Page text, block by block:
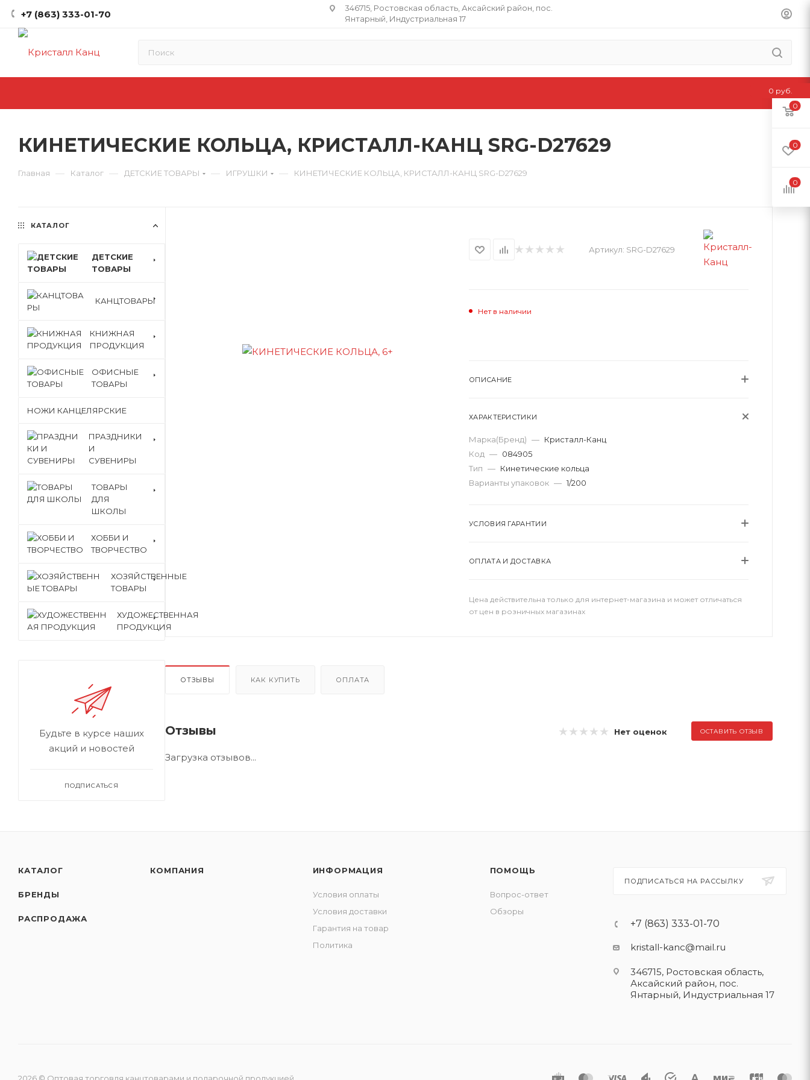
+7 (863) 333-01-70
346715, Ростовская область​, Аксайский район, пос.
Янтарный, Индустриальная 17
КИНЕТИЧЕСКИЕ КОЛЬЦА, КРИСТАЛЛ-КАНЦ SRG-D27629
Главная — Каталог — ДЕТСКИЕ ТОВАРЫ — ИГРУШКИ — КИНЕТИЧЕСКИЕ КОЛЬЦА, КРИСТАЛЛ-КАНЦ SRG-D27629
Артикул: SRG-D27629
Нет в наличии
ОПИСАНИЕ
ХАРАКТЕРИСТИКИ
Марка(Бренд) — Кристалл-Канц
Код — 084905
Тип — Кинетические кольца
Варианты упаковок — 1/200
УСЛОВИЯ ГАРАНТИИ
ОПЛАТА И ДОСТАВКА
Цена действительна только для интернет-магазина и может отличаться
от цен в розничных магазинах
ОТЗЫВЫ КАК КУПИТЬ ОПЛАТА
Отзывы Нет оценок ОСТАВИТЬ ОТЗЫВ
Загрузка отзывов...
КАТАЛОГ
ДЕТСКИЕ
ТОВАРЫ
КАНЦТОВАРЫ
КНИЖНАЯ
ПРОДУКЦИЯ
ОФИСНЫЕ
ТОВАРЫ
НОЖИ КАНЦЕЛЯРСКИЕ
ПРАЗДНИКИ
И
СУВЕНИРЫ
ТОВАРЫ
ДЛЯ
ШКОЛЫ
ХОББИ И
ТВОРЧЕСТВО
ХОЗЯЙСТВЕННЫЕ
ТОВАРЫ
ХУДОЖЕСТВЕННАЯ
ПРОДУКЦИЯ
Будьте в курсе наших
акций и новостей
ПОДПИСАТЬСЯ
КАТАЛОГ
БРЕНДЫ
РАСПРОДАЖА
КОМПАНИЯ ИНФОРМАЦИЯ
Условия оплаты
Условия доставки
Гарантия на товар
Политика
ПОМОЩЬ
Вопрос-ответ
Обзоры
ПОДПИСАТЬСЯ НА РАССЫЛКУ
+7 (863) 333-01-70
kristall-kanc@mail.ru
346715, Ростовская область​,
Аксайский район, пос.
Янтарный, Индустриальная 17
0
0
0
0 руб.